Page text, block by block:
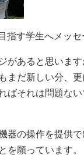
す学生へメッセ
があると思いま
まだ新しい分、
ばそれは問題な
器の操作を提供
を願っています。